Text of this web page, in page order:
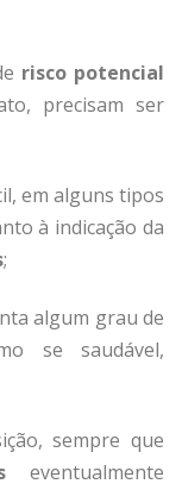
risco potencial
precisam ser
em alguns tipos
à indicação da
;
algum grau de
se saudável,
sempre que
eventualmente